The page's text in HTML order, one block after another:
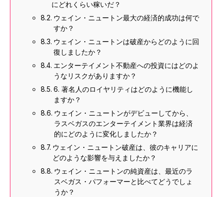
にどれくらい稼いだ？
ウェイン・ニュートン最大の経済的成功は何で
すか？
ウェイン・ニュートンは破産からどのように回
復しましたか？
エンターテイメント不動産への投資にはどのよ
うなリスクがありますか？
6. 著名人のロイヤリティはどのように機能し
ますか？
ウェイン・ニュートンがデビューしてから、
ラスベガスのエンターテイメント業界は経済
的にどのように変化しましたか？
ウェイン・ニュートン破産は、彼のキャリアに
どのような影響を与えましたか？
ウェイン・ニュートンの純資産は、最近のラ
スベガス・パフォーマーと比べてどうでしょ
うか？